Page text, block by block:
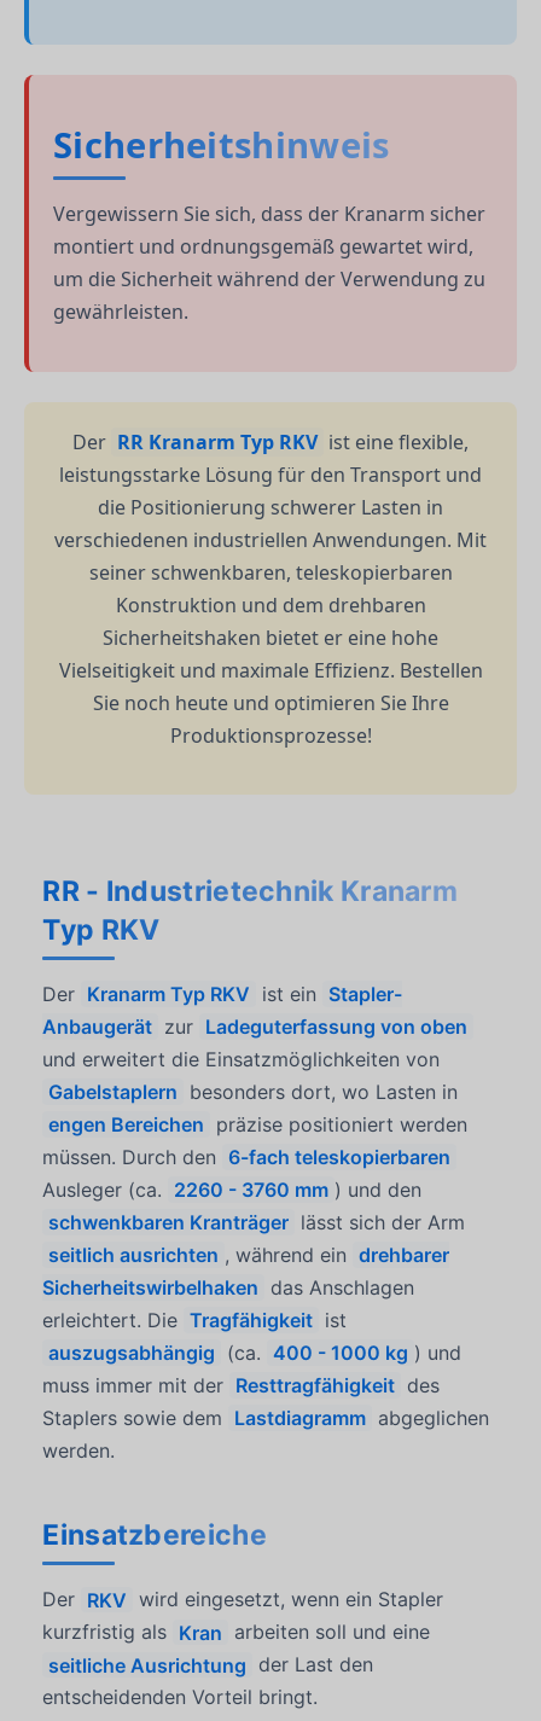
Sicherheitshinweis
Vergewissern Sie sich, dass der Kranarm sicher
montiert und ordnungsgemäß gewartet wird,
um die Sicherheit während der Verwendung zu
gewährleisten.
Der RR Kranarm Typ RKV ist eine flexible,
leistungsstarke Lösung für den Transport und
die Positionierung schwerer Lasten in
verschiedenen industriellen Anwendungen. Mit
seiner schwenkbaren, teleskopierbaren
Konstruktion und dem drehbaren
Sicherheitshaken bietet er eine hohe
Vielseitigkeit und maximale Effizienz. Bestellen
Sie noch heute und optimieren Sie Ihre
Produktionsprozesse!
RR - Industrietechnik Kranarm
Typ RKV
Der Kranarm Typ RKV ist ein Stapler-
Anbaugerät zur Ladeguterfassung von oben
und erweitert die Einsatzmöglichkeiten von
Gabelstaplern besonders dort, wo Lasten in
engen Bereichen präzise positioniert werden
müssen. Durch den 6-fach teleskopierbaren
Ausleger (ca. 2260 - 3760 mm ) und den
schwenkbaren Kranträger lässt sich der Arm
seitlich ausrichten , während ein drehbarer
Sicherheitswirbelhaken das Anschlagen
erleichtert. Die Tragfähigkeit ist
auszugsabhängig (ca. 400 - 1000 kg ) und
muss immer mit der Resttragfähigkeit des
Staplers sowie dem Lastdiagramm abgeglichen
werden.
Einsatzbereiche
Der RKV wird eingesetzt, wenn ein Stapler
kurzfristig als Kran arbeiten soll und eine
seitliche Ausrichtung der Last den
entscheidenden Vorteil bringt.